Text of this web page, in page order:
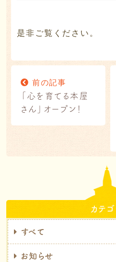
是非ご覧ください。
前の記事
「心を育てる本屋
さん」オープン！
カテゴ
すべて
お知らせ